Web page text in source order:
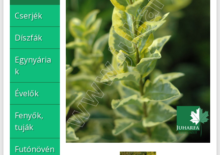
Cserjék
Díszfák
Egynyária
k
Évelők
Fenyők,
tuják
Futónövén